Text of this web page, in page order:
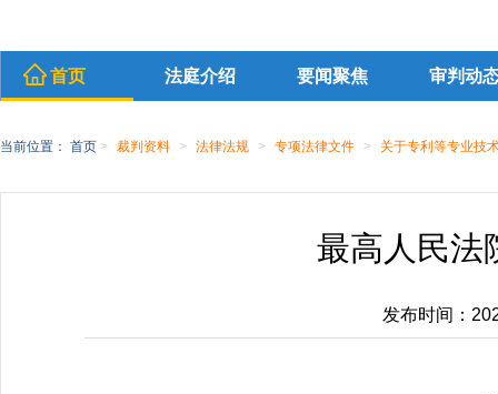
首页 法庭介绍 要闻聚焦 审判动
当前位置： 首页 > 裁判资料 > 法律法规 > 专项法律文件 > 关于专利等专业技
最高人民法
发布时间：